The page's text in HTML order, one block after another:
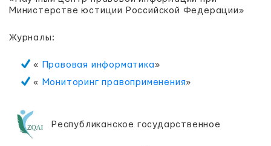
Министерстве юстиции Российской Федерации»
Журналы:
« Правовая информатика»
« Мониторинг правоприменения»
Республиканское государственное